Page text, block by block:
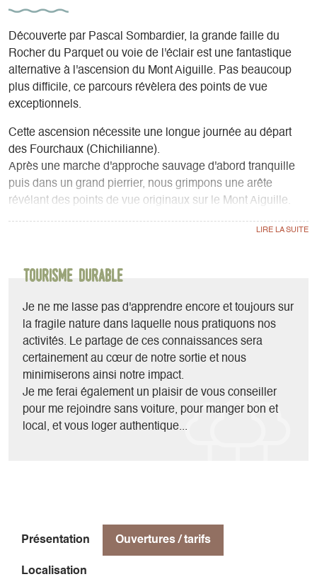
Découverte par Pascal Sombardier, la grande faille du
Rocher du Parquet ou voie de l'éclair est une fantastique
alternative à l'ascension du Mont Aiguille. Pas beaucoup
plus difficile, ce parcours révèlera des points de vue
exceptionnels.
Cette ascension nécessite une longue journée au départ
des Fourchaux (Chichilianne).
Après une marche d'approche sauvage d'abord tranquille
puis dans un grand pierrier, nous grimpons une arête
révélant des points de vue originaux sur le Mont Aiguille.
profondeur presque 500m de long, l'ambiance est alors à
de la glace) et la spéléologie. Les cris des chocards
Encore deux longueurs d'escalade au soleil retrouvé et
nous débouchons à proximité des sommets des rochers du
Parquet.
Sur le chemin qui nous ramène au Pas de l'Aiguille puis au
départ, nous pourrons apprécier l'ambiance bucolique
retrouvée et contempler une dernière fois notre incroyable
faille depuis le plateau.
Tourisme durable
Je ne me lasse pas d'apprendre encore et toujours sur
la fragile nature dans laquelle nous pratiquons nos
activités. Le partage de ces connaissances sera
certainement au cœur de notre sortie et nous
minimiserons ainsi notre impact.
Je me ferai également un plaisir de vous conseiller
pour me rejoindre sans voiture, pour manger bon et
local, et vous loger authentique...
Présentation Ouvertures / tarifs
Localisation